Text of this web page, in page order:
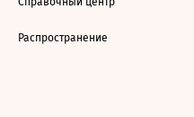
Распространение